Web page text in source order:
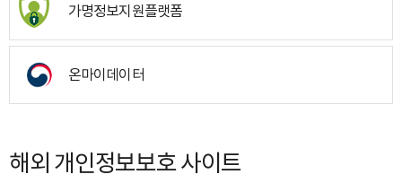
가명정보지원플랫폼
온마이데이터
해외 개인정보보호 사이트